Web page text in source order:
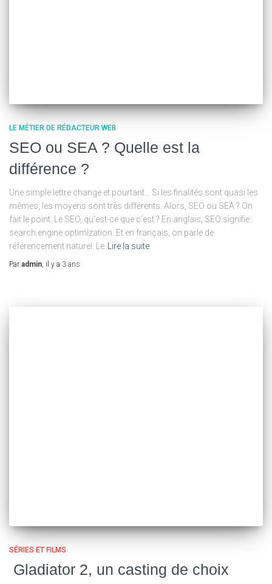
LE MÉTIER DE RÉDACTEUR WEB
SEO ou SEA ? Quelle est la
différence ?
Une simple lettre change et pourtant… Si les finalités sont quasi les
mêmes, les moyens sont très différents. Alors, SEO ou SEA ? On
fait le point. Le SEO, qu’est-ce que c’est ? En anglais, SEO signifie :
search engine optimization. Et en français, on parle de
référencement naturel. Le
Lire la suite
Par admin, il y a 3 ans
SÉRIES ET FILMS
Gladiator 2, un casting de choix